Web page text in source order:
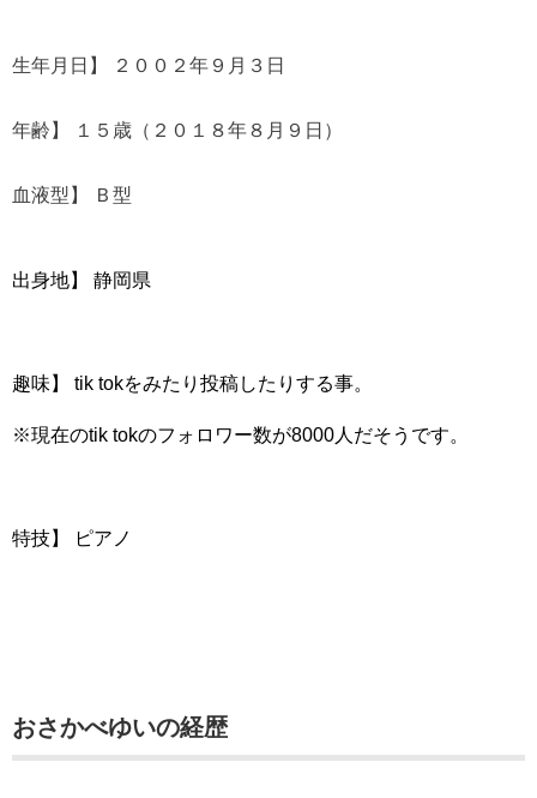
生年月日】 ２００２年９月３日
年齢】 １５歳（２０１８年８月９日）
血液型】 Ｂ型
出身地】 静岡県
趣味】 tik tokをみたり投稿したりする事。
※現在のtik tokのフォロワー数が8000人だそうです。
特技】 ピアノ
おさかべゆいの経歴